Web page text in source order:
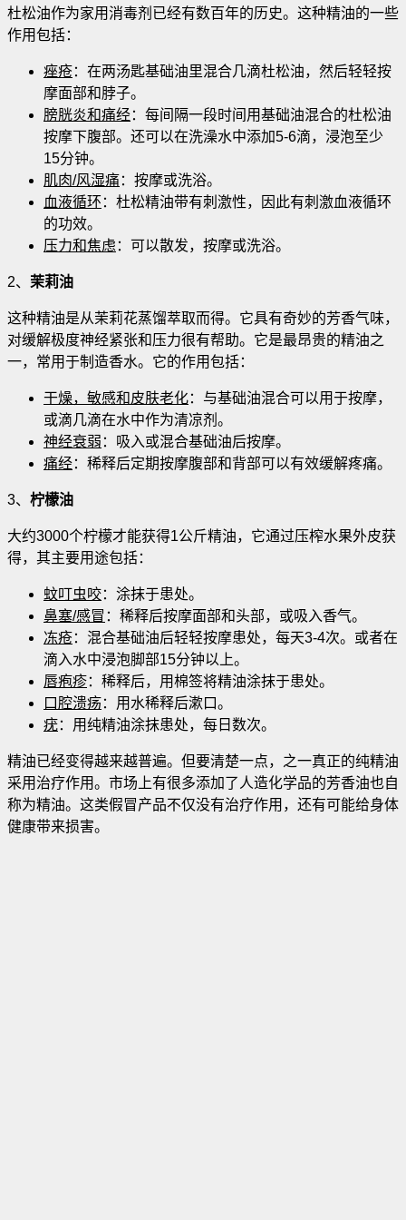
杜松油作为家用消毒剂已经有数百年的历史。这种精油的一些
作用包括：
痤疮：在两汤匙基础油里混合几滴杜松油，然后轻轻按
摩面部和脖子。
膀胱炎和痛经：每间隔一段时间用基础油混合的杜松油
按摩下腹部。还可以在洗澡水中添加5-6滴，浸泡至少
15分钟。
肌肉/风湿痛：按摩或洗浴。
血液循环 ：杜松精油带有刺激性，因此有刺激血液循环
的功效。
压力和焦虑 ：可以散发，按摩或洗浴。
2、 茉莉油
这种精油是从茉莉花蒸馏萃取而得。它具有奇妙的芳香气味，
对缓解极度神经紧张和压力很有帮助。它是最昂贵的精油之
一，常用于制造香水。它的作用包括：
干燥，敏感和皮肤老化：与基础油混合可以用于按摩，
或滴几滴在水中作为清凉剂。
神经衰弱 ：吸入或混合基础油后按摩。
痛经：稀释后定期按摩腹部和背部可以有效缓解疼痛。
3、 柠檬油
大约3000个柠檬才能获得1公斤精油，它通过压榨水果外皮获
得，其主要用途包括：
蚊叮虫咬：涂抹于患处。
鼻塞/感冒 ：稀释后按摩面部和头部，或吸入香气。
冻疮：混合基础油后轻轻按摩患处，每天3-4次。或者在
滴入水中浸泡脚部15分钟以上。
唇疱疹：稀释后，用棉签将精油涂抹于患处。
口腔溃疡：用水稀释后漱口。
疣：用纯精油涂抹患处，每日数次。
精油已经变得越来越普遍。但要清楚一点，之一真正的纯精油
采用治疗作用。市场上有很多添加了人造化学品的芳香油也自
称为精油。这类假冒产品不仅没有治疗作用，还有可能给身体
健康带来损害。